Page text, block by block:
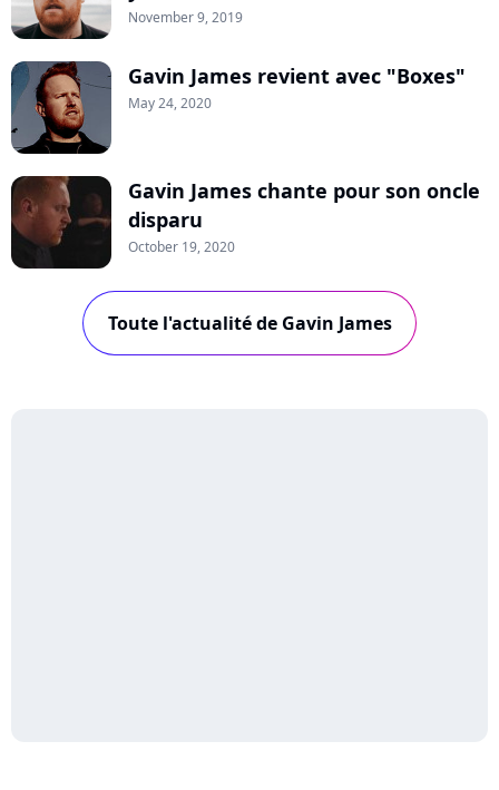
November 9, 2019
Gavin James revient avec "Boxes"
May 24, 2020
Gavin James chante pour son oncle
disparu
October 19, 2020
Toute l'actualité de Gavin James